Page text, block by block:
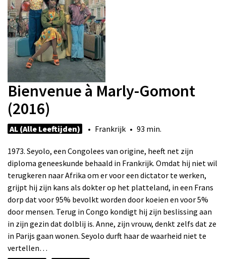
Bienvenue à Marly-Gomont
(2016)
AL (Alle Leeftijden) • Frankrijk • 93 min.
1973. Seyolo, een Congolees van origine, heeft net zijn
diploma geneeskunde behaald in Frankrijk. Omdat hij niet wil
terugkeren naar Afrika om er voor een dictator te werken,
grijpt hij zijn kans als dokter op het platteland, in een Frans
dorp dat voor 95% bevolkt worden door koeien en voor 5%
door mensen. Terug in Congo kondigt hij zijn beslissing aan
in zijn gezin dat dolblij is. Anne, zijn vrouw, denkt zelfs dat ze
in Parijs gaan wonen. Seyolo durft haar de waarheid niet te
vertellen…